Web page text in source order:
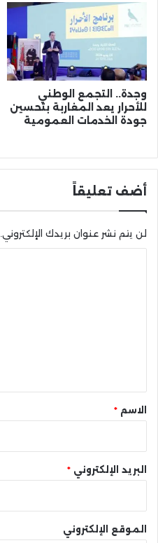
وجدة.. التجمع الوطني
للأحرار يعد المغاربة بتحسين
جودة الخدمات العمومية
أضف تعليقاً
لن يتم نشر عنوان بريدك الإلكتروني.
* الاسم *
البريد الإلكتروني *
الموقع الإلكتروني